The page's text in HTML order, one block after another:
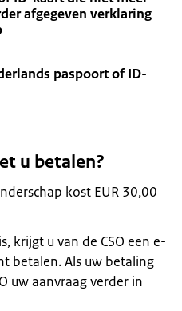
afgegeven verklaring
paspoort of ID-
u betalen?
kost EUR 30,00
krijgt u van de CSO een e-
betalen. Als uw betaling
uw aanvraag verder in